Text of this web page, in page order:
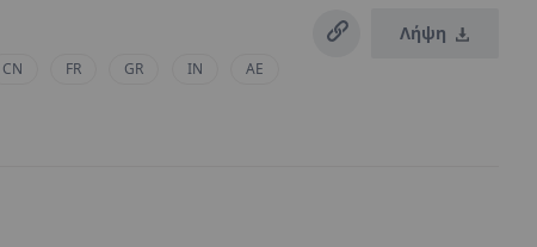
CN FR GR IN AE
Λήψη